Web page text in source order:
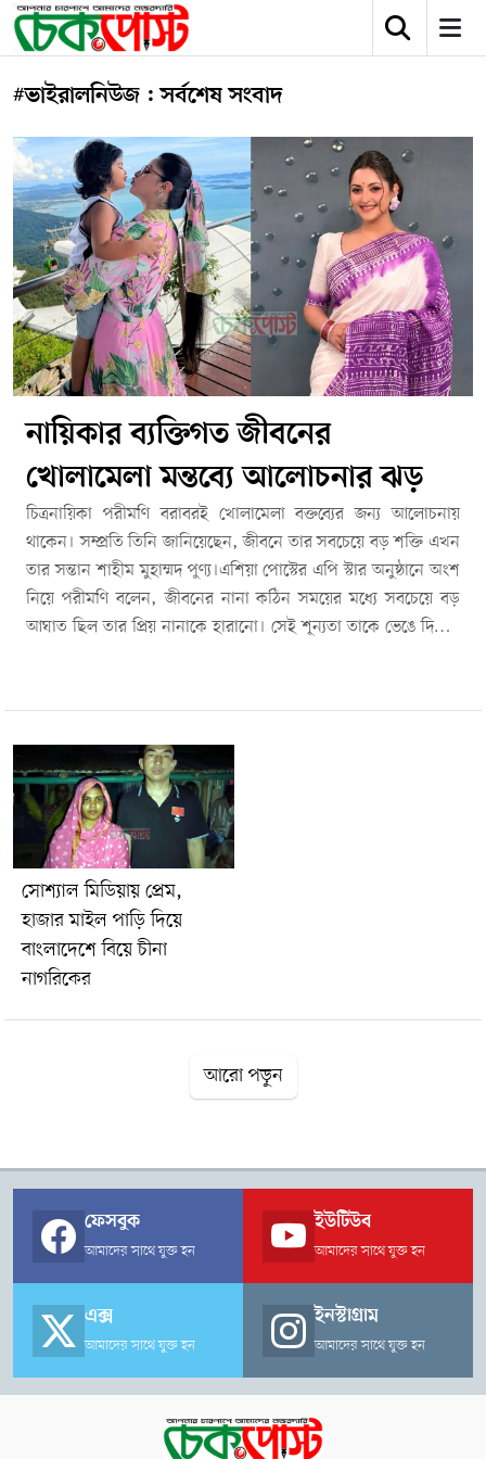
#ভাইরালনিউজ : সর্বশেষ সংবাদ
নায়িকার ব্যক্তিগত জীবনের
খোলামেলা মন্তব্যে আলোচনার ঝড়
চিত্রনায়িকা পরীমণি বরাবরই খোলামেলা বক্তব্যের জন্য আলোচনায়
থাকেন। সম্প্রতি তিনি জানিয়েছেন, জীবনে তার সবচেয়ে বড় শক্তি এখন
তার সন্তান শাহীম মুহাম্মদ পুণ্য।এশিয়া পোস্টের এপি স্টার অনুষ্ঠানে অংশ
নিয়ে পরীমণি বলেন, জীবনের নানা কঠিন সময়ের মধ্যে সবচেয়ে বড়
আঘাত ছিল তার প্রিয় নানাকে হারানো। সেই শূন্যতা তাকে ভেঙে দিলেও
আমি হাজার বছর বাঁচতে চাই। পরীমণির এই আবেগঘন বক্তব্য ইতোমধ্যে
সামাজিক যোগাযোগমাধ্যমে ছড়িয়ে পড়েছে এবং নতুন করে আলোচনার
জন্ম দিয়েছে।
সোশ্যাল মিডিয়ায় প্রেম,
হাজার মাইল পাড়ি দিয়ে
বাংলাদেশে বিয়ে চীনা
নাগরিকের
আরো পড়ুন
ফেসবুক
আমাদের সাথে যুক্ত হন
ইউটিউব
আমাদের সাথে যুক্ত হন
এক্স
আমাদের সাথে যুক্ত হন
ইনস্টাগ্রাম
আমাদের সাথে যুক্ত হন